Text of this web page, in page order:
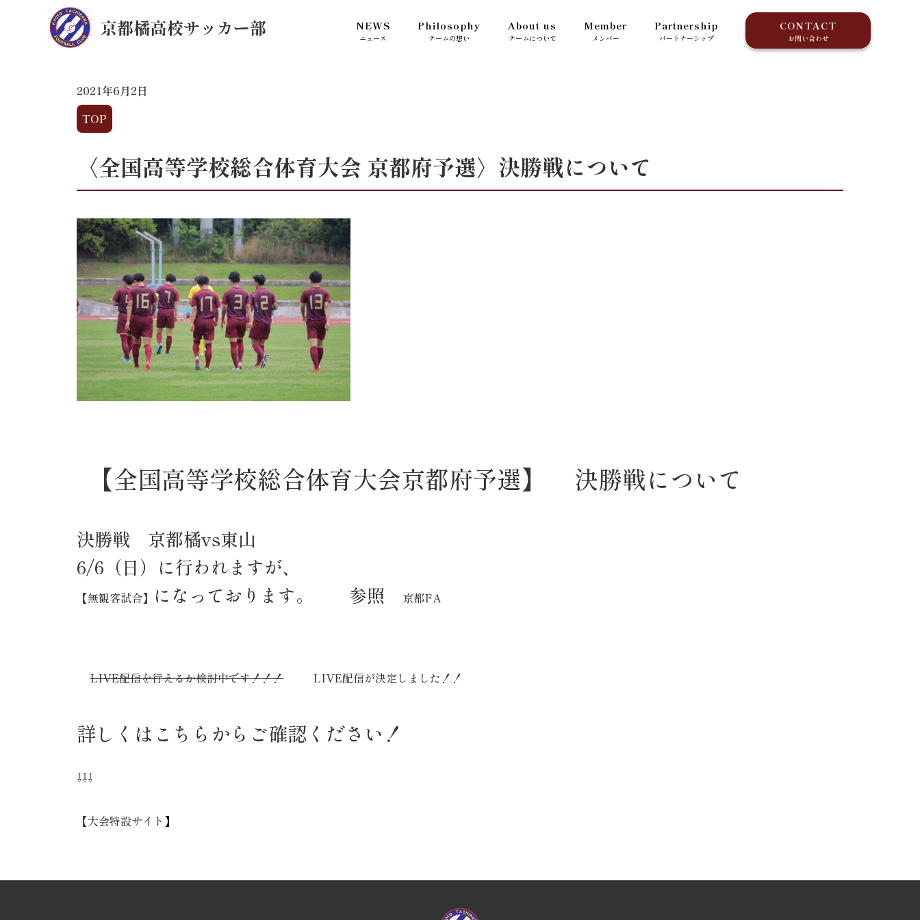
ニュース
NEWS
チームの想い
Philosophy
チームについて
About us
メンバー
Member
パートナーシップ
Partnership
お問い合わせ
CONTACT
2021年6月2日
TOP
〈全国高等学校総合体育大会 京都府予選〉決勝戦について
【全国高等学校総合体育大会京都府予選】 決勝戦について
決勝戦 京都橘vs東山
6/6（日）に行われますが、
【無観客試合】 になっております。 参照 京都FA
LIVE配信を行えるか検討中です！！！ LIVE配信が決定しました！！
詳しくはこちらからご確認ください！
⇩⇩⇩
【大会特設サイト 】